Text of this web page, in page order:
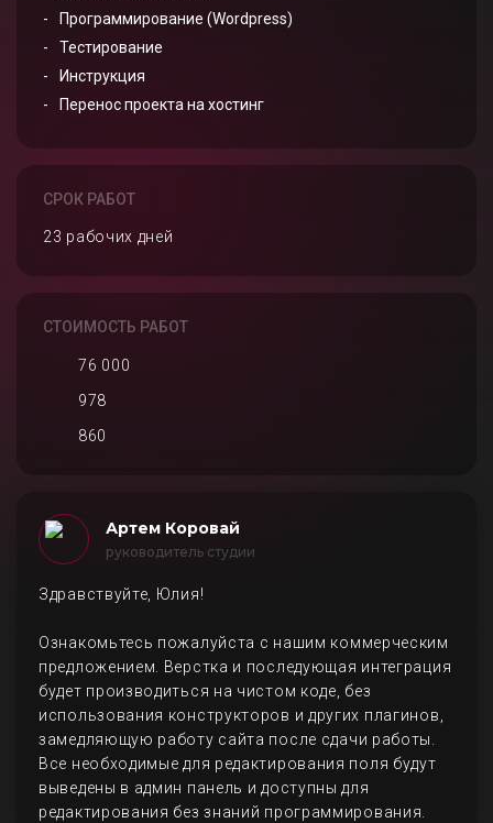
Программирование (Wordpress)
Тестирование
Инструкция
Перенос проекта на хостинг
СРОК РАБОТ
23 рабочих дней
СТОИМОСТЬ РАБОТ
76 000
978
860
Артем Коровай
руководитель студии
Здравствуйте, Юлия!
Ознакомьтесь пожалуйста с нашим коммерческим
предложением. Верстка и последующая интеграция
будет производиться на чистом коде, без
использования конструкторов и других плагинов,
замедляющую работу сайта после сдачи работы.
Все необходимые для редактирования поля будут
выведены в админ панель и доступны для
редактирования без знаний программирования.